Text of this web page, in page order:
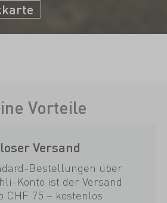
Vorteile
Versand
Bestellungen über
Konto ist der Versand
CHF 75.– kostenlos.